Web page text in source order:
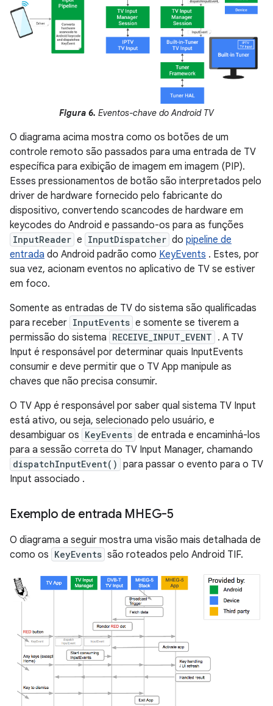
Figura 6. Eventos-chave do Android TV
O diagrama acima mostra como os botões de um
controle remoto são passados ​​para uma entrada de TV
específica para exibição de imagem em imagem (PIP).
Esses pressionamentos de botão são interpretados pelo
driver de hardware fornecido pelo fabricante do
dispositivo, convertendo scancodes de hardware em
keycodes do Android e passando-os para as funções
InputReader e InputDispatcher do pipeline de
entrada do Android padrão como KeyEvents . Estes, por
sua vez, acionam eventos no aplicativo de TV se estiver
em foco.
Somente as entradas de TV do sistema são qualificadas
para receber InputEvents e somente se tiverem a
permissão do sistema RECEIVE_INPUT_EVENT . A TV
Input é responsável por determinar quais InputEvents
consumir e deve permitir que o TV App manipule as
chaves que não precisa consumir.
O TV App é responsável por saber qual sistema TV Input
está ativo, ou seja, selecionado pelo usuário, e
desambiguar os KeyEvents de entrada e encaminhá-los
para a sessão correta do TV Input Manager, chamando
dispatchInputEvent() para passar o evento para o TV
Input associado .
Exemplo de entrada MHEG-5
O diagrama a seguir mostra uma visão mais detalhada de
como os KeyEvents são roteados pelo Android TIF.